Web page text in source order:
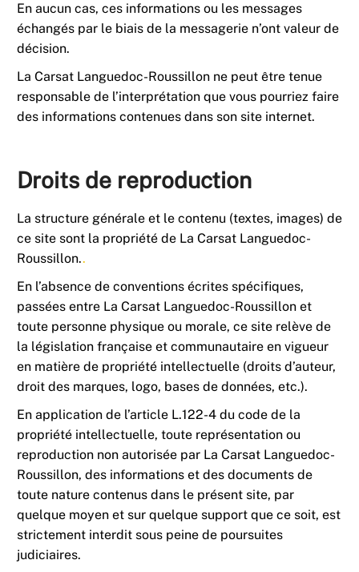
En aucun cas, ces informations ou les messages
échangés par le biais de la messagerie n’ont valeur de
décision.
La Carsat Languedoc-Roussillon ne peut être tenue
responsable de l’interprétation que vous pourriez faire
des informations contenues dans son site internet.
Droits de reproduction
La structure générale et le contenu (textes, images) de
ce site sont la propriété de La Carsat Languedoc-
Roussillon..
En l’absence de conventions écrites spécifiques,
passées entre La Carsat Languedoc-Roussillon et
toute personne physique ou morale, ce site relève de
la législation française et communautaire en vigueur
en matière de propriété intellectuelle (droits d’auteur,
droit des marques, logo, bases de données, etc.).
En application de l’article L.122-4 du code de la
propriété intellectuelle, toute représentation ou
reproduction non autorisée par La Carsat Languedoc-
Roussillon, des informations et des documents de
toute nature contenus dans le présent site, par
quelque moyen et sur quelque support que ce soit, est
strictement interdit sous peine de poursuites
judiciaires.